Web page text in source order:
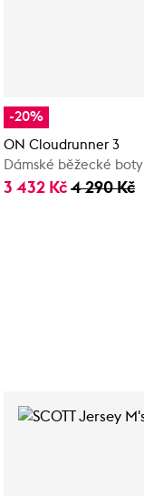
-20%
ON Cloudrunner 3
Dámské běžecké boty
3 432 Kč 4 290 Kč